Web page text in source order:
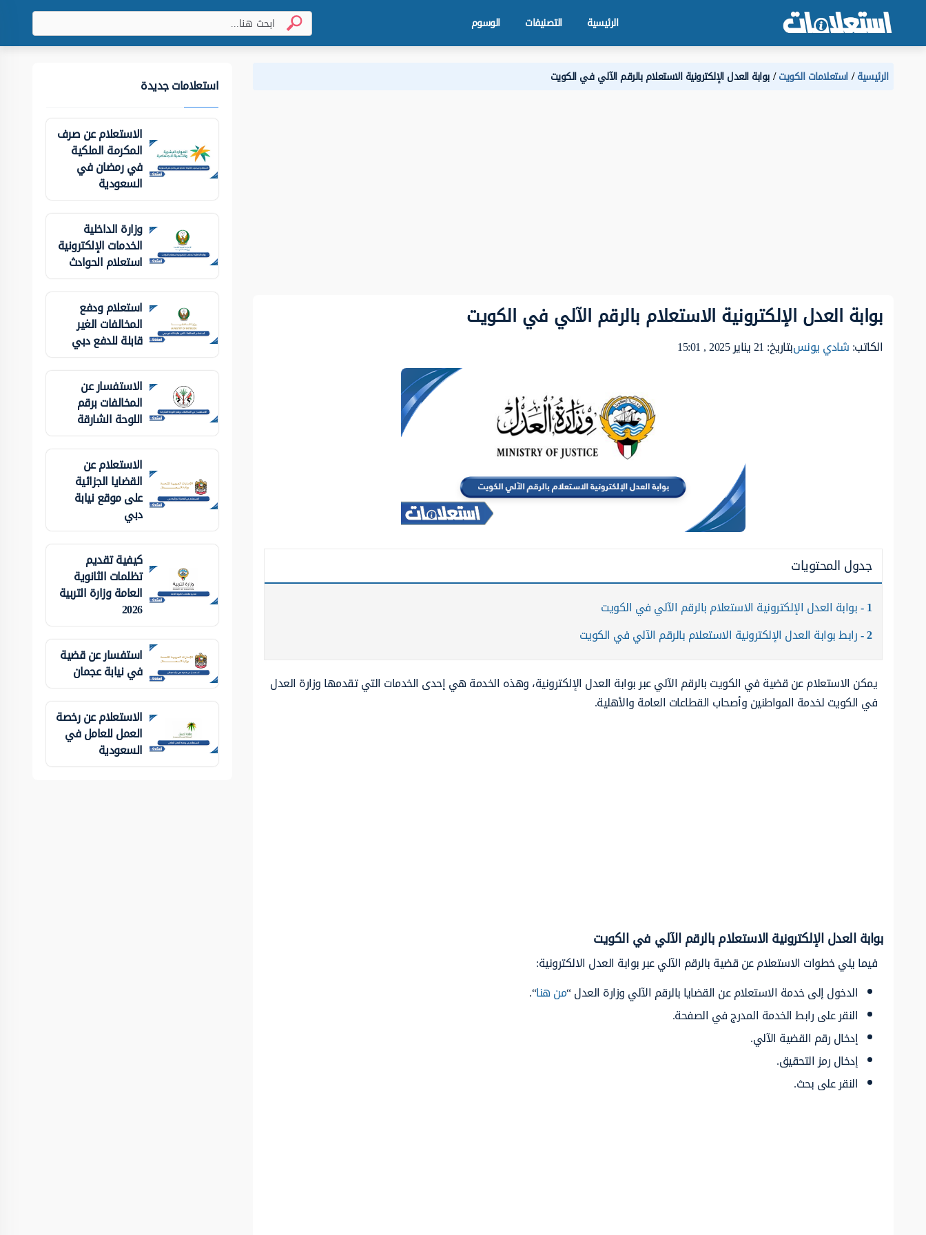
الرئيسية التصنيفات الوسوم
الرئيسية استعلامات الكويت بوابة العدل الإلكترونية الاستعلام بالرقم الآلي في الكويت
بوابة العدل الإلكترونية الاستعلام بالرقم الآلي في الكويت
الكاتب:شادي يونسبتاريخ: 21 يناير 2025 , 15:01
جدول المحتويات
1 بوابة العدل الإلكترونية الاستعلام بالرقم الآلي في الكويت
2 رابط بوابة العدل الإلكترونية الاستعلام بالرقم الآلي في الكويت
يمكن الاستعلام عن قضية في الكويت بالرقم الآلي عبر بوابة العدل الإلكترونية، وهذه الخدمة هي إحدى الخدمات التي تقدمها وزارة العدل
في الكويت لخدمة المواطنين وأصحاب القطاعات العامة والأهلية.
بوابة العدل الإلكترونية الاستعلام بالرقم الآلي في الكويت
فيما يلي خطوات الاستعلام عن قضية بالرقم الآلي عبر بوابة العدل الالكترونية:
الدخول إلى خدمة الاستعلام عن القضايا بالرقم الآلي وزارة العدل “من هنا“.
النقر على رابط الخدمة المدرج في الصفحة.
إدخال رقم القضية الآلي.
إدخال رمز التحقيق.
النقر على بحث.
استعلامات جديدة
الاستعلام عن صرف
المكرمة الملكية
في رمضان في
السعودية
وزارة الداخلية
الخدمات الإلكترونية
استعلام الحوادث
استعلام ودفع
المخالفات الغير
قابلة للدفع دبي
الاستفسار عن
المخالفات برقم
اللوحة الشارقة
الاستعلام عن
القضايا الجزائية
على موقع نيابة
دبي
كيفية تقديم
تظلمات الثانوية
العامة وزارة التربية
2026
استفسار عن قضية
في نيابة عجمان
الاستعلام عن رخصة
العمل للعامل في
السعودية